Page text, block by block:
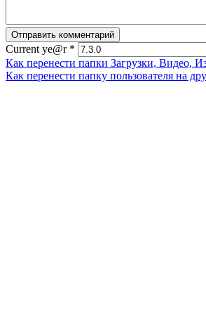
Current ye@r *
Как перенести папки Загрузки, Видео,
Как перенести папку пользователя на